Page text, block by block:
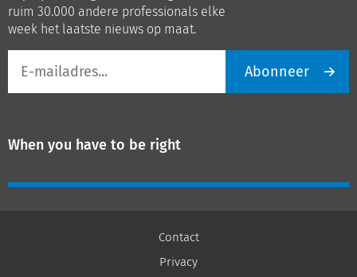
ruim 30.000 andere professionals elke
week het laatste nieuws op maat.
mailadres
Abonneer
When you have to be right
Contact
Privacy